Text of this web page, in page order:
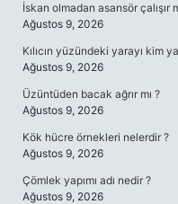
İskan olmadan asansör çalışır
Ağustos 9, 2026
Kılıcın yüzündeki yarayı kim
Ağustos 9, 2026
Üzüntüden bacak ağrır mı ?
Ağustos 9, 2026
Kök hücre örnekleri nelerdir ?
Ağustos 9, 2026
Çömlek yapımı adı nedir ?
Ağustos 9, 2026